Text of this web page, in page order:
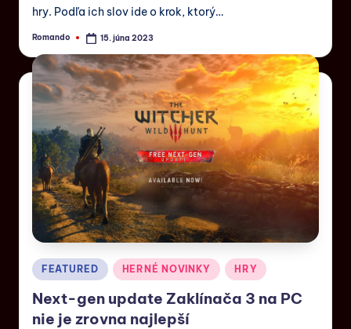
hry. Podľa ich slov ide o krok, ktorý…
Romando 15. júna 2023
FEATURED HERNÉ NOVINKY HRY
Next-gen update Zaklínača 3 na PC
nie je zrovna najlepší